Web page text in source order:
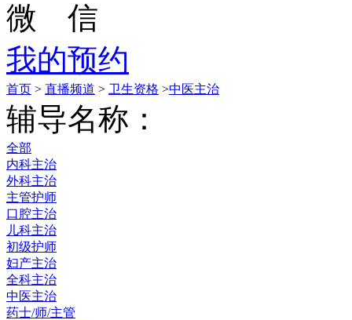
微 信
我的预约
首页 > 直播频道 > 卫生资格 >中医主治
辅导名称：
全部
内科主治
外科主治
主管护师
口腔主治
儿科主治
初级护师
妇产主治
全科主治
中医主治
药士/师/主管